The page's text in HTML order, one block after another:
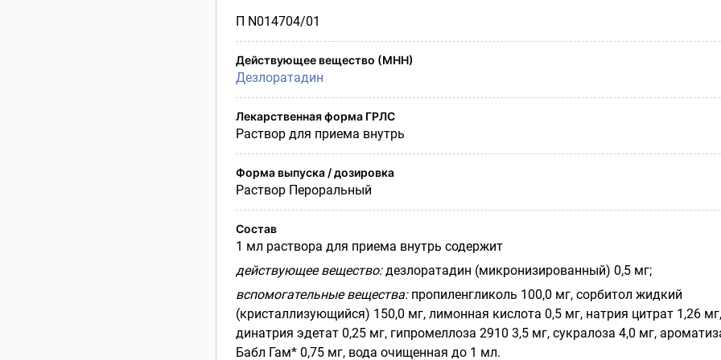
П N014704/01
Действующее вещество (МНН)
Дезлоратадин
Лекарственная форма ГРЛС
Раствор для приема внутрь
Форма выпуска / дозировка
Раствор Пероральный
Состав
1 мл раствора для приема внутрь содержит
действующее вещество:дезлоратадин (микронизированный) 0,5 мг;
вспомогательные вещества:пропиленгликоль 100,0 мг, сорбитол жидкий
(кристаллизующийся) 150,0 мг, лимонная кислота 0,5 мг, натрия цитрат 1,26 мг,
динатрия эдетат 0,25 мг, гипромеллоза 2910 3,5 мг, сукралоза 4,0 мг,
Бабл Гам* 0,75 мг, вода очищенная до 1 мл.